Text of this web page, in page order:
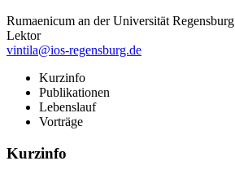
Rumaenicum an der Universität Regensburg
Lektor
vintila@ios-regensburg.de
Kurzinfo
Publikationen
Lebenslauf
Vorträge
Kurzinfo